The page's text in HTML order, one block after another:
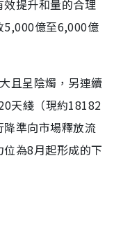
提升和量的合理
5,000億至6,000億
且呈陰燭，另連續
天綫（現約18182
準向市場釋放流
為8月起形成的下